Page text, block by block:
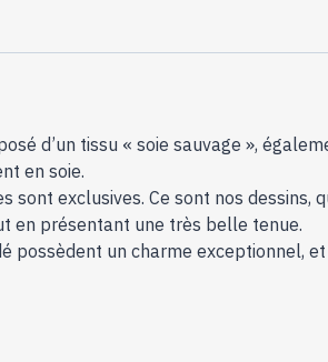
d’un tissu « soie sauvage »,
en soie.
sont exclusives. Ce sont nos dessins,
en présentant une très belle tenue.
possèdent un charme exceptionnel,